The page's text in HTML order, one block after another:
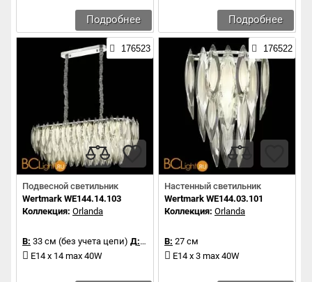
Подробнее Подробнее
176523
Подвесной светильник
Wertmark WE144.14.103
Коллекция: Orlanda
В: 33 см (без учета цепи) Д:90 см
E14 x 14 max 40W
176522
Настенный светильник
Wertmark WE144.03.101
Коллекция: Orlanda
В: 27 см
E14 x 3 max 40W